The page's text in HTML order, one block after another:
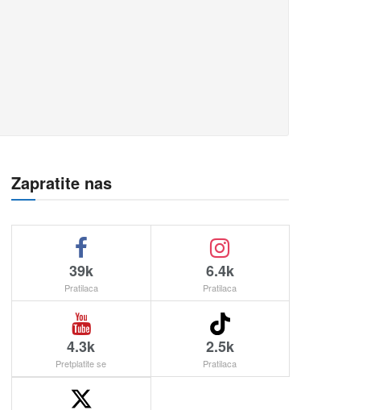
Zapratite nas
39k
Pratilaca
6.4k
Pratilaca
4.3k
Pretplatite se
2.5k
Pratilaca